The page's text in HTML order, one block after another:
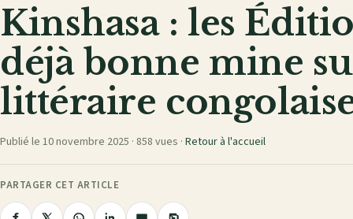
Kinshasa : les
déjà bonne mine
littéraire
Publié le 10 novembre 2025 · 858 vues · Retour à l'accueil
PARTAGER CET ARTICLE